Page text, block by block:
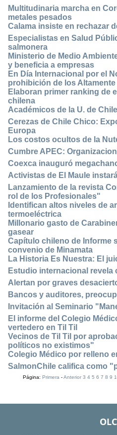
Multitudinaria marcha en
metales pesados
Calama insiste en rechazar
Especialistas en Salud
salmonera
Ministerio de Medio
y beneficia a empresas
En Día Internacional por el
prohibición de los
Elaboran primer ranking de
chilena
Académicos de la U. de
Cerezas de Chile Chico:
Europa
Los costos ocultos de la
Cumbre APEC:
Coexca inauguró
Activistas de El Maule
Lanzamiento de la revista
rol de los Profesionales"
Identifican altos niveles de
termoeléctrica
Millonario gasto de
gasear
Capítulo chileno de Informe
convenio de Minamata
La Historia Es Nuestra: El
Estudio internacional
Alertan por graves
Bancos y auditores,
Invitación al Seminario
El informe del Colegio
vertedero en Til Til
Vecinos de Til Til por
políticos no existimos"
Colegio Médico por relleno
SalmonChile califica como
Página:Primera -Anterior 3 4 5 6 7 8 9